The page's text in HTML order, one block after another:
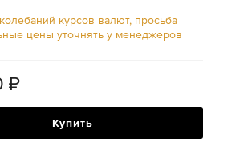
курсов валют, просьба
цены уточнять у менеджеров
₽
Купить